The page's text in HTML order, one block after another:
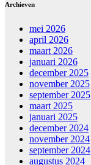
Archieven
mei 2026
april 2026
maart 2026
januari 2026
december 2025
november 2025
september 2025
maart 2025
januari 2025
december 2024
november 2024
september 2024
augustus 2024